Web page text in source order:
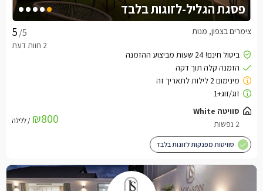
פסגת הגליל-לזוגות בלבד
/5 צימרים בצפון, מנות
סוויטה White
2 נפשות
₪800 / ללילה
סוויטות מפנקות לזוגות בלבד